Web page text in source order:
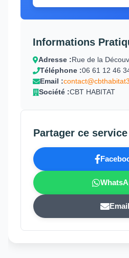
Informations
Adresse :Rue de la
Téléphone :06 61 12 46
Email :
Société :CBT HABITAT
Partager ce service
Email